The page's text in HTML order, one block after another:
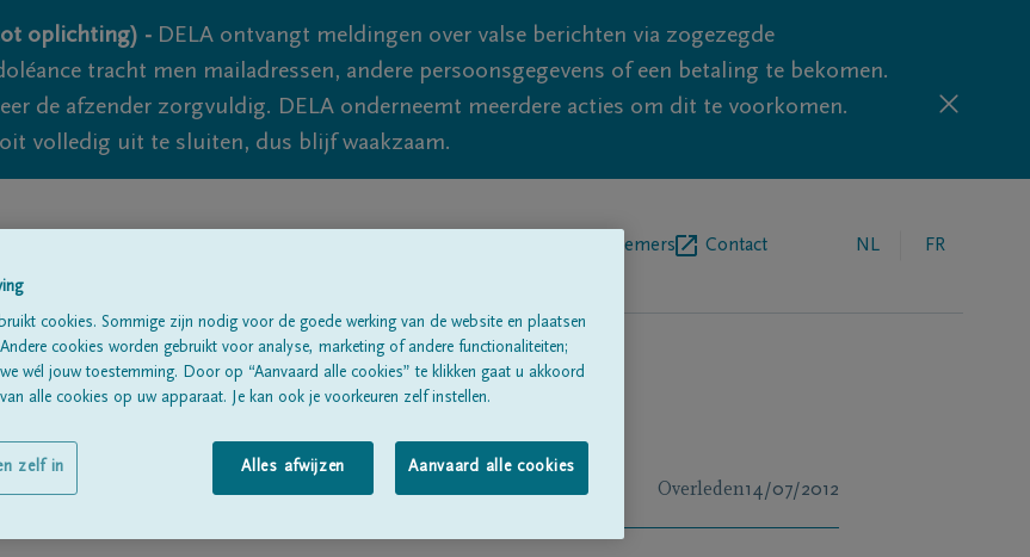
oplichting) - DELA ontvangt meldingen over valse berichten via zogezegde
tracht men mailadressen, andere persoonsgegevens of een betaling te bekomen.
de afzender zorgvuldig. DELA onderneemt meerdere acties om dit te voorkomen.
volledig uit te sluiten, dus blijf waakzaam.
Begrafenisondernemers Contact NL FR
Meerbergen Overleden14/07/2012
cookies. Sommige zijn nodig voor de goede werking van de website en plaatsen
cookies worden gebruikt voor analyse, marketing of andere functionaliteiten;
wél jouw toestemming. Door op “Aanvaard alle cookies” te klikken gaat u akkoord
alle cookies op uw apparaat. Je kan ook je voorkeuren zelf instellen.
Alles afwijzen Aanvaard alle cookies
zelf in